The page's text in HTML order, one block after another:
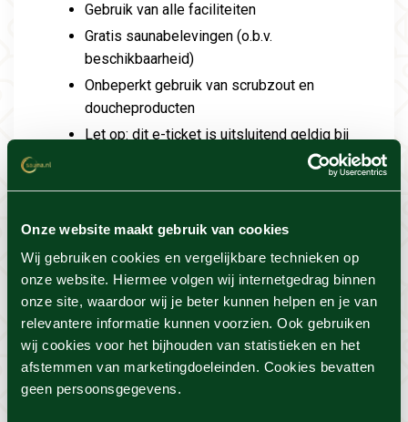
Onze website maakt gebruik van cookies
Wij gebruiken cookies en vergelijkbare technieken op
onze website. Hiermee volgen wij internetgedrag binnen
onze site, waardoor wij je beter kunnen helpen en je van
relevantere informatie kunnen voorzien. Ook gebruiken
wij cookies voor het bijhouden van statistieken en het
afstemmen van marketingdoeleinden. Cookies bevatten
geen persoonsgegevens.
Gebruik van alle faciliteiten
Gratis saunabelevingen (o.b.v.
beschikbaarheid)
Onbeperkt gebruik van scrubzout en
doucheproducten
Let op: dit e-ticket is uitsluitend geldig bij
wellnessresort Thermen Barendrecht in
Barendrecht. Op zoek naar een actie van
wellnessresort dat bij jou past en ontdek
de acties.
Vind de beste acties in één klik!
Voor deze actie geldt 100%
beschikbaarheid
*De TREATMENTS® Shampoo en conditioner